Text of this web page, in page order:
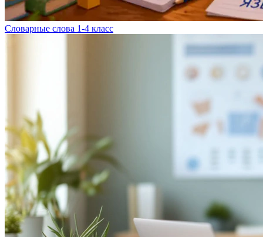
Словарные слова 1-4 класс